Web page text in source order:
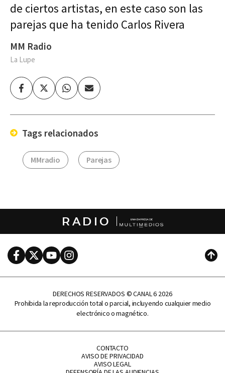
de ciertos artistas, en este caso son las
parejas que ha tenido Carlos Rivera
MM Radio
La Lupe
FacebookTwitterWhatsapp
Enviar
por
Tags relacionados
MMradio Parejas
RADIO
FacebookTwitterYoutubeInstagram
DERECHOS RESERVADOS © CANAL 6 2026
Prohibida la reproducción total o parcial, incluyendo cualquier medio
electrónico o magnético.
CONTACTO
AVISO DE PRIVACIDAD
AVISO LEGAL